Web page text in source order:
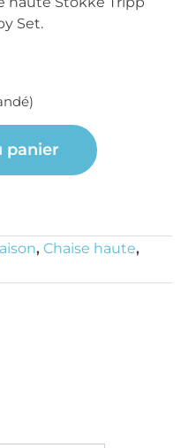
Set.
panier
, Chaise haute,